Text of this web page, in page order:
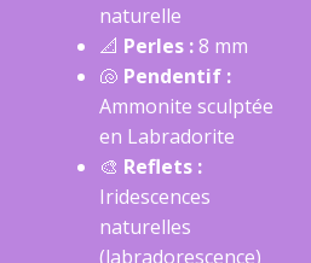
naturelle
​📐 Perles :8 mm
​🐚 Pendentif :
Ammonite sculptée
en Labradorite
​🎨 Reflets :
Iridescences
naturelles
(labradorescence)